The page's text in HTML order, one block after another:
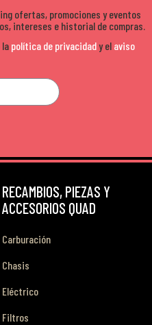
ofertas, promociones y eventos
intereses e historial de compras.
la política de privacidady el aviso
RECAMBIOS, PIEZAS Y
ACCESORIOS QUAD
Carburación
Chasis
Eléctrico
Filtros